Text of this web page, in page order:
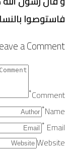
فاستوصوا
a Comment
Comment
*
Name
*
Email
*
Website